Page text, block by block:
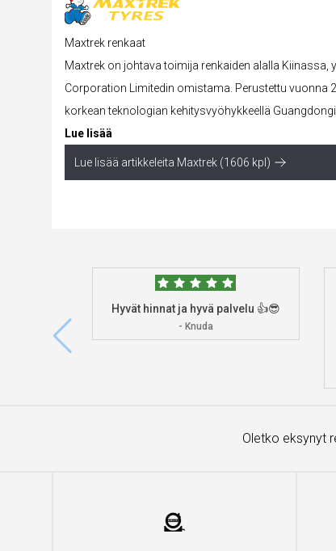
Maxtrek renkaat
Maxtrek on johtava toimija renkaiden alalla Kiinassa,
Corporation Limitedin omistama. Perustettu vuonna
korkean teknologian kehitysvyöhykkeellä
Lue lisää
Lue lisää artikkeleita Maxtrek (1606 kpl)
Hyvät hinnat ja hyvä palvelu 👍😎
- Knuda
Oletko eksynyt